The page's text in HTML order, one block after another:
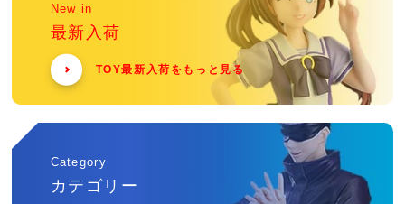
New in
最新入荷
TOY最新入荷をもっと見る
Category
カテゴリー